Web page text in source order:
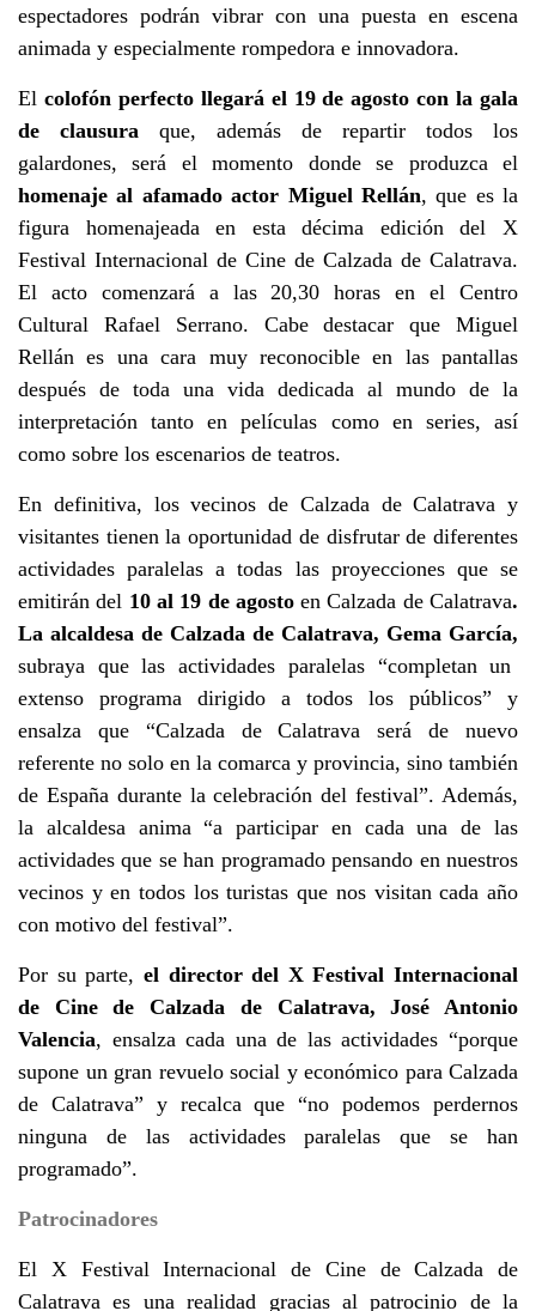
espectadores podrán vibrar con una puesta en escena
animada y especialmente rompedora e innovadora.
El colofón perfecto llegará el 19 de agosto con la gala
de clausura que, además de repartir todos los
galardones, será el momento donde se produzca el
homenaje al afamado actor Miguel Rellán, que es la
figura homenajeada en esta décima edición del X
Festival Internacional de Cine de Calzada de Calatrava.
El acto comenzará a las 20,30 horas en el Centro
Cultural Rafael Serrano. Cabe destacar que Miguel
Rellán es una cara muy reconocible en las pantallas
después de toda una vida dedicada al mundo de la
interpretación tanto en películas como en series, así
como sobre los escenarios de teatros.
En definitiva, los vecinos de Calzada de Calatrava y
visitantes tienen la oportunidad de disfrutar de diferentes
actividades paralelas a todas las proyecciones que se
emitirán del 10 al 19 de agostoen Calzada de Calatrava.
La alcaldesa de Calzada de Calatrava, Gema García,
subraya que las actividades paralelas “completan un
extenso programa dirigido a todos los públicos” y
ensalza que “Calzada de Calatrava será de nuevo
referente no solo en la comarca y provincia, sino también
de España durante la celebración del festival”. Además,
la alcaldesa anima “a participar en cada una de las
actividades que se han programado pensando en nuestros
vecinos y en todos los turistas que nos visitan cada año
con motivo del festival”.
Por su parte, el director del X Festival Internacional
de Cine de Calzada de Calatrava, José Antonio
Valencia, ensalza cada una de las actividades “porque
supone un gran revuelo social y económico para Calzada
de Calatrava” y recalca que “no podemos perdernos
ninguna de las actividades paralelas que se han
programado”.
Patrocinadores
El X Festival Internacional de Cine de Calzada de
Calatrava es una realidad gracias al patrocinio de la